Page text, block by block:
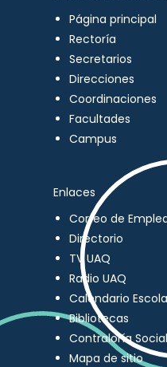
Página principal
Rectoría
Secretarios
Direcciones
Coordinaciones
Facultades
Campus
Enlaces
Correo de
Directorio
TV UAQ
Radio UAQ
Calendario
Bibliotecas
Contraloría Social
Mapa de sitio